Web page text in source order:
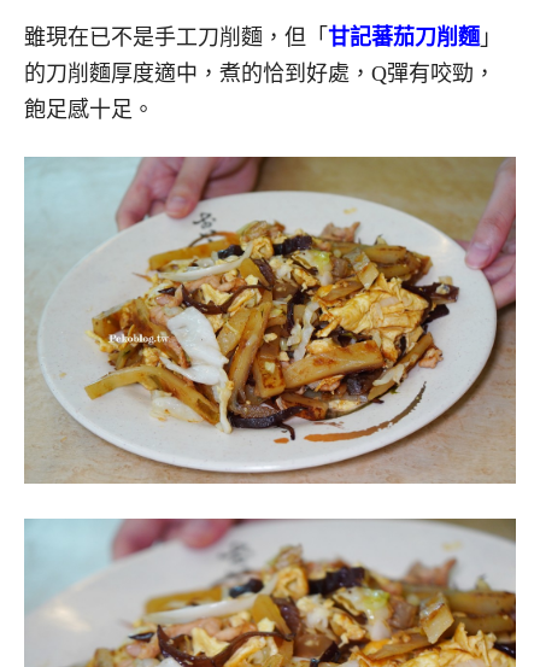
雖現在已不是手工刀削麵，但「 甘記蕃茄刀削麵」
的刀削麵厚度適中，煮的恰到好處，Q彈有咬勁，
飽足感十足。